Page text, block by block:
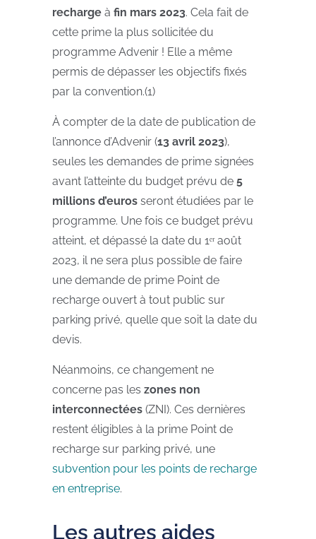
recharge à fin mars 2023. Cela fait de
cette prime la plus sollicitée du
programme Advenir ! Elle a même
permis de dépasser les objectifs fixés
par la convention.(1)
À compter de la date de publication de
l’annonce d’Advenir (13 avril 2023),
seules les demandes de prime signées
avant l’atteinte du budget prévu de 5
millions d’euros seront étudiées par le
programme. Une fois ce budget prévu
atteint, et dépassé la date du 1ᵉʳ août
2023, il ne sera plus possible de faire
une demande de prime Point de
recharge ouvert à tout public sur
parking privé, quelle que soit la date du
devis.
Néanmoins, ce changement ne
concerne pas les zones non
interconnectées (ZNI). Ces dernières
restent éligibles à la prime Point de
recharge sur parking privé, une
subvention pour les points de recharge
en entreprise.
Les autres aides